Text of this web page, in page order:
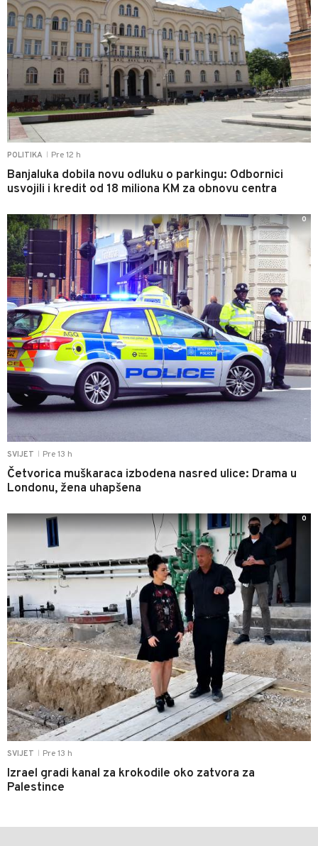
POLITIKA Pre 12 h
Banjaluka dobila novu odluku o parkingu: Odbornici
usvojili i kredit od 18 miliona KM za obnovu centra
SVIJET Pre 13 h
Četvorica muškaraca izbodena nasred ulice: Drama u
Londonu, žena uhapšena
0
SVIJET Pre 13 h
Izrael gradi kanal za krokodile oko zatvora za
Palestince
0